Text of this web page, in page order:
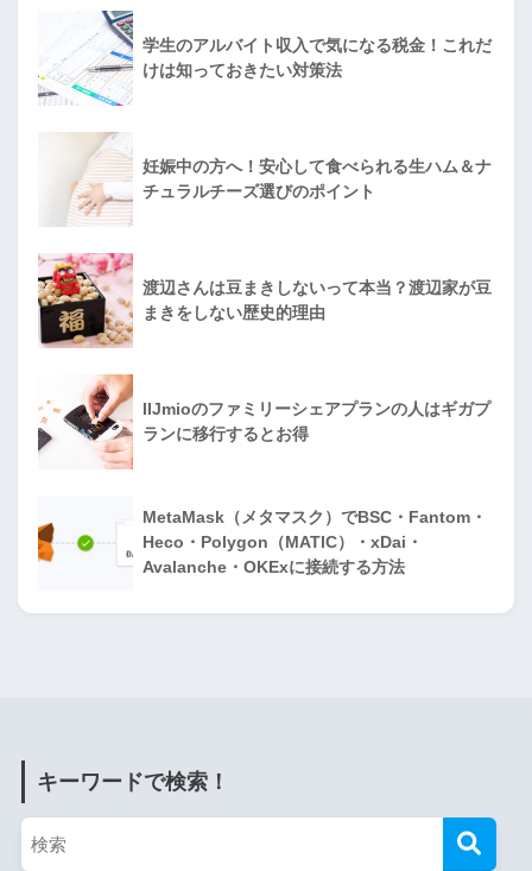
学生のアルバイト収入で気になる税金！これだ
けは知っておきたい対策法
妊娠中の方へ！安心して食べられる生ハム＆ナ
チュラルチーズ選びのポイント
渡辺さんは豆まきしないって本当？渡辺家が豆
まきをしない歴史的理由
IIJmioのファミリーシェアプランの人はギガプ
ランに移行するとお得
MetaMask（メタマスク）でBSC・Fantom・
Heco・Polygon（MATIC）・xDai・
Avalanche・OKExに接続する方法
キーワードで検索！